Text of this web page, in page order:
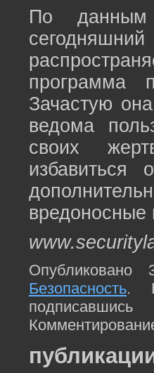
По данным
программа
Зачастую
ведома
своих
избавиться
Безопасность.